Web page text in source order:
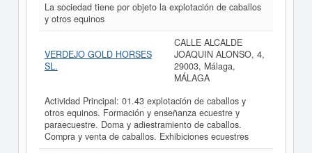
La sociedad tiene por objeto la explotación de caballos
y otros equinos
VERDEJO GOLD HORSES
SL.
CALLE ALCALDE
JOAQUIN ALONSO, 4,
29003, Málaga,
MÁLAGA
Actividad Principal: 01.43 explotación de caballos y
otros equinos. Formación y enseñanza ecuestre y
paraecuestre. Doma y adiestramiento de caballos.
Compra y venta de caballos. Exhibiciones ecuestres